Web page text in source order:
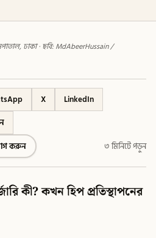
ঢাকা · ছবি: MdAbeerHussain /
X
LinkedIn
করুন
৩ মিনিটে পড়ুন
কী? কখন হিপ প্রতিস্থাপনের